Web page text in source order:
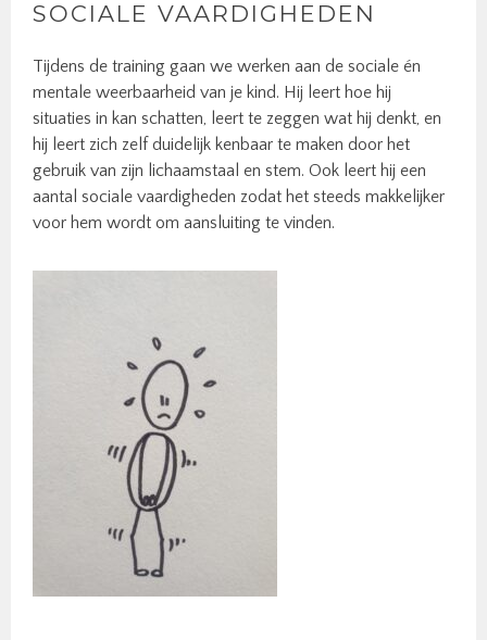
SOCIALE VAARDIGHEDEN
Tijdens de training gaan we werken aan de sociale én
mentale weerbaarheid van je kind. Hij leert hoe hij
situaties in kan schatten, leert te zeggen wat hij denkt, en
hij leert zich zelf duidelijk kenbaar te maken door het
gebruik van zijn lichaamstaal en stem. Ook leert hij een
aantal sociale vaardigheden zodat het steeds makkelijker
voor hem wordt om aansluiting te vinden.